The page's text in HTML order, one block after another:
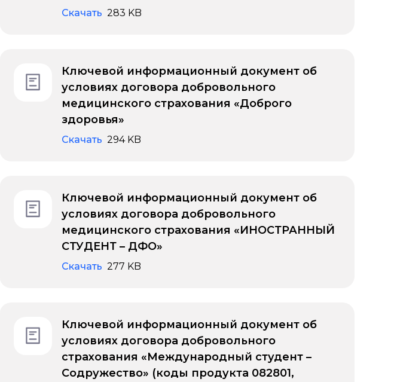
Скачать 283 KB
Ключевой информационный документ об
условиях договора добровольного
медицинского страхования «Доброго
здоровья»
Скачать 294 KB
Ключевой информационный документ об
условиях договора добровольного
медицинского страхования «ИНОСТРАННЫЙ
СТУДЕНТ – ДФО»
Скачать 277 KB
Ключевой информационный документ об
условиях договора добровольного
страхования «Международный студент –
Содружество» (коды продукта 082801,